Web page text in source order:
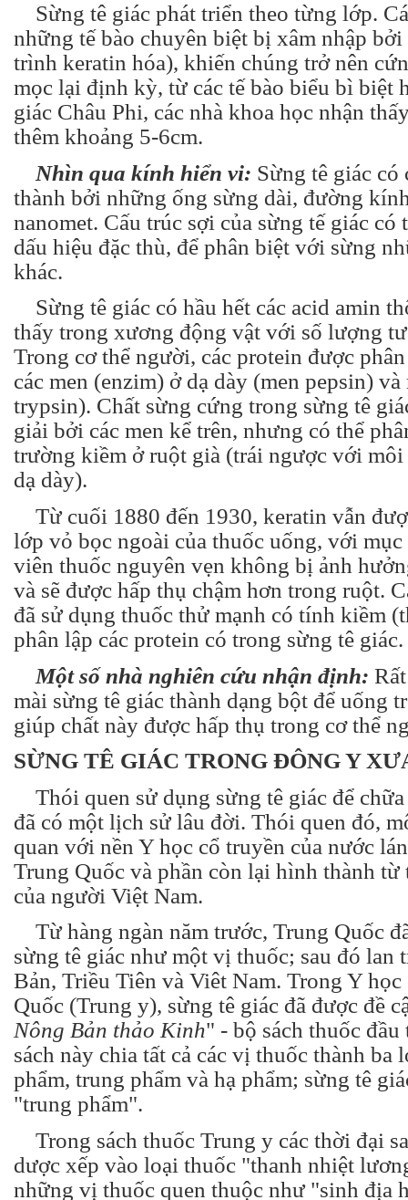
Sừng tê giác phát triển theo từng lớp.
những tế bào chuyên biệt bị xâm nhập
trình keratin hóa), khiến chúng trở nên
mọc lại định kỳ, từ các tế bào biểu bì biệt
giác Châu Phi, các nhà khoa học nhận
thêm khoảng 5-6cm.
Nhìn qua kính hiển vi: Sừng tê giác có
thành bởi những ống sừng dài, đường
nanomet. Cấu trúc sợi của sừng tế giác có
dấu hiệu đặc thù, để phân biệt với sừng
khác.
Sừng tê giác có hầu hết các acid amin
thấy trong xương động vật với số lượng
Trong cơ thể người, các protein được
các men (enzim) ở dạ dày (men pepsin)
trypsin). Chất sừng cứng trong sừng tê
giải bởi các men kể trên, nhưng có thể
trường kiềm ở ruột già (trái ngược với
dạ dày).
Từ cuối 1880 đến 1930, keratin vẫn
lớp vỏ bọc ngoài của thuốc uống, với mục
viên thuốc nguyên vẹn không bị ảnh
và sẽ được hấp thụ chậm hơn trong ruột.
đã sử dụng thuốc thử mạnh có tính kiềm
phân lập các protein có trong sừng tê giác.
Một số nhà nghiên cứu nhận định:
mài sừng tê giác thành dạng bột để uống
giúp chất này được hấp thụ trong cơ thể
SỪNG TÊ GIÁC TRONG ĐÔNG Y
Thói quen sử dụng sừng tê giác để
đã có một lịch sử lâu đời. Thói quen đó,
quan với nền Y học cổ truyền của nước
Trung Quốc và phần còn lại hình thành từ
của người Việt Nam.
Từ hàng ngàn năm trước, Trung Quốc
sừng tê giác như một vị thuốc; sau đó lan
Bản, Triều Tiên và Viêt Nam. Trong Y
Quốc (Trung y), sừng tê giác đã được đề
Nông Bản thảo Kinh" - bộ sách thuốc
sách này chia tất cả các vị thuốc thành ba
phẩm, trung phẩm và hạ phẩm; sừng tê
"trung phẩm".
Trong sách thuốc Trung y các thời đại
dược xếp vào loại thuốc "thanh nhiệt
những vị thuốc quen thuộc như "sinh địa